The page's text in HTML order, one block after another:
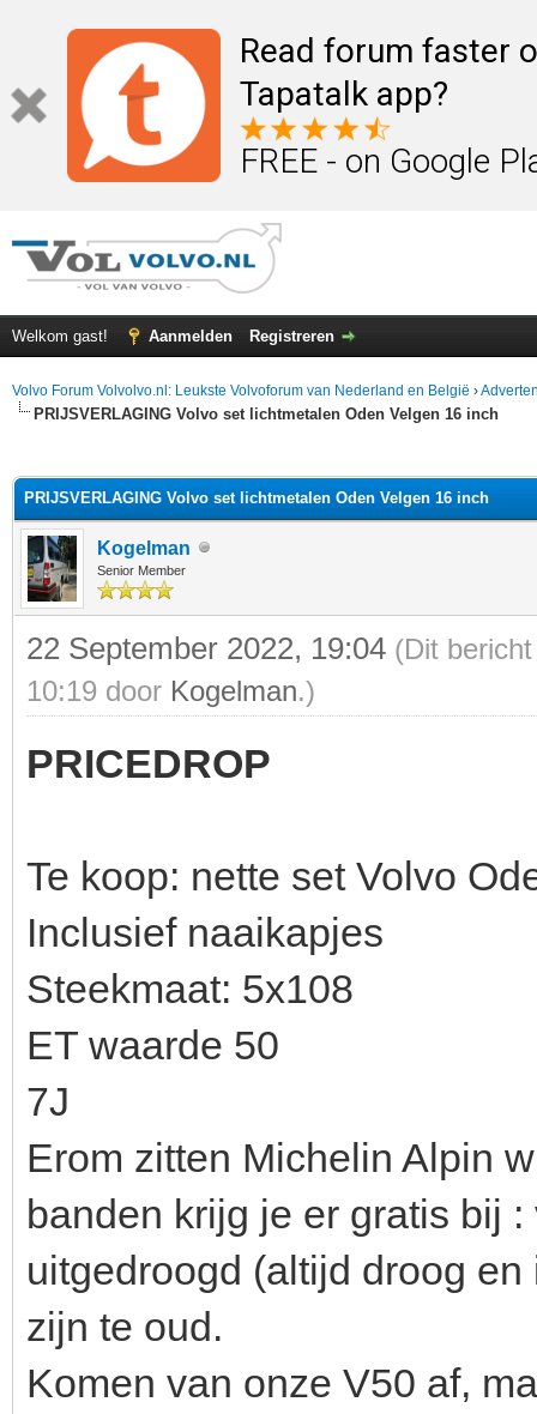
Read forum faster
Tapatalk app?
FREE - on Google
Welkom gast! Aanmelden Registreren
Volvo Forum Volvolvo.nl: Leukste Volvoforum van Nederland en België ›
PRIJSVERLAGING Volvo set lichtmetalen Oden Velgen 16 inch
PRIJSVERLAGING Volvo set lichtmetalen Oden Velgen 16 inch
Kogelman
Senior Member
22 September 2022, 19:04 (Dit
10:19 door Kogelman.)
PRICEDROP
Te koop: nette set Volvo
Inclusief naaikapjes
Steekmaat: 5x108
ET waarde 50
7J
Erom zitten Michelin Alpin
banden krijg je er gratis bij
uitgedroogd (altijd droog
zijn te oud.
Komen van onze V50 af,